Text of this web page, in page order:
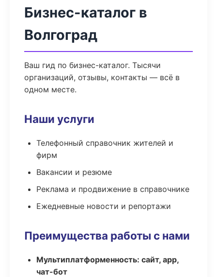
Бизнес-каталог в
Волгоград
Ваш гид по бизнес-каталог. Тысячи
организаций, отзывы, контакты — всё в
одном месте.
Наши услуги
Телефонный справочник жителей и
фирм
Вакансии и резюме
Реклама и продвижение в справочнике
Ежедневные новости и репортажи
Преимущества работы с нами
Мультиплатформенность: сайт, app,
чат-бот